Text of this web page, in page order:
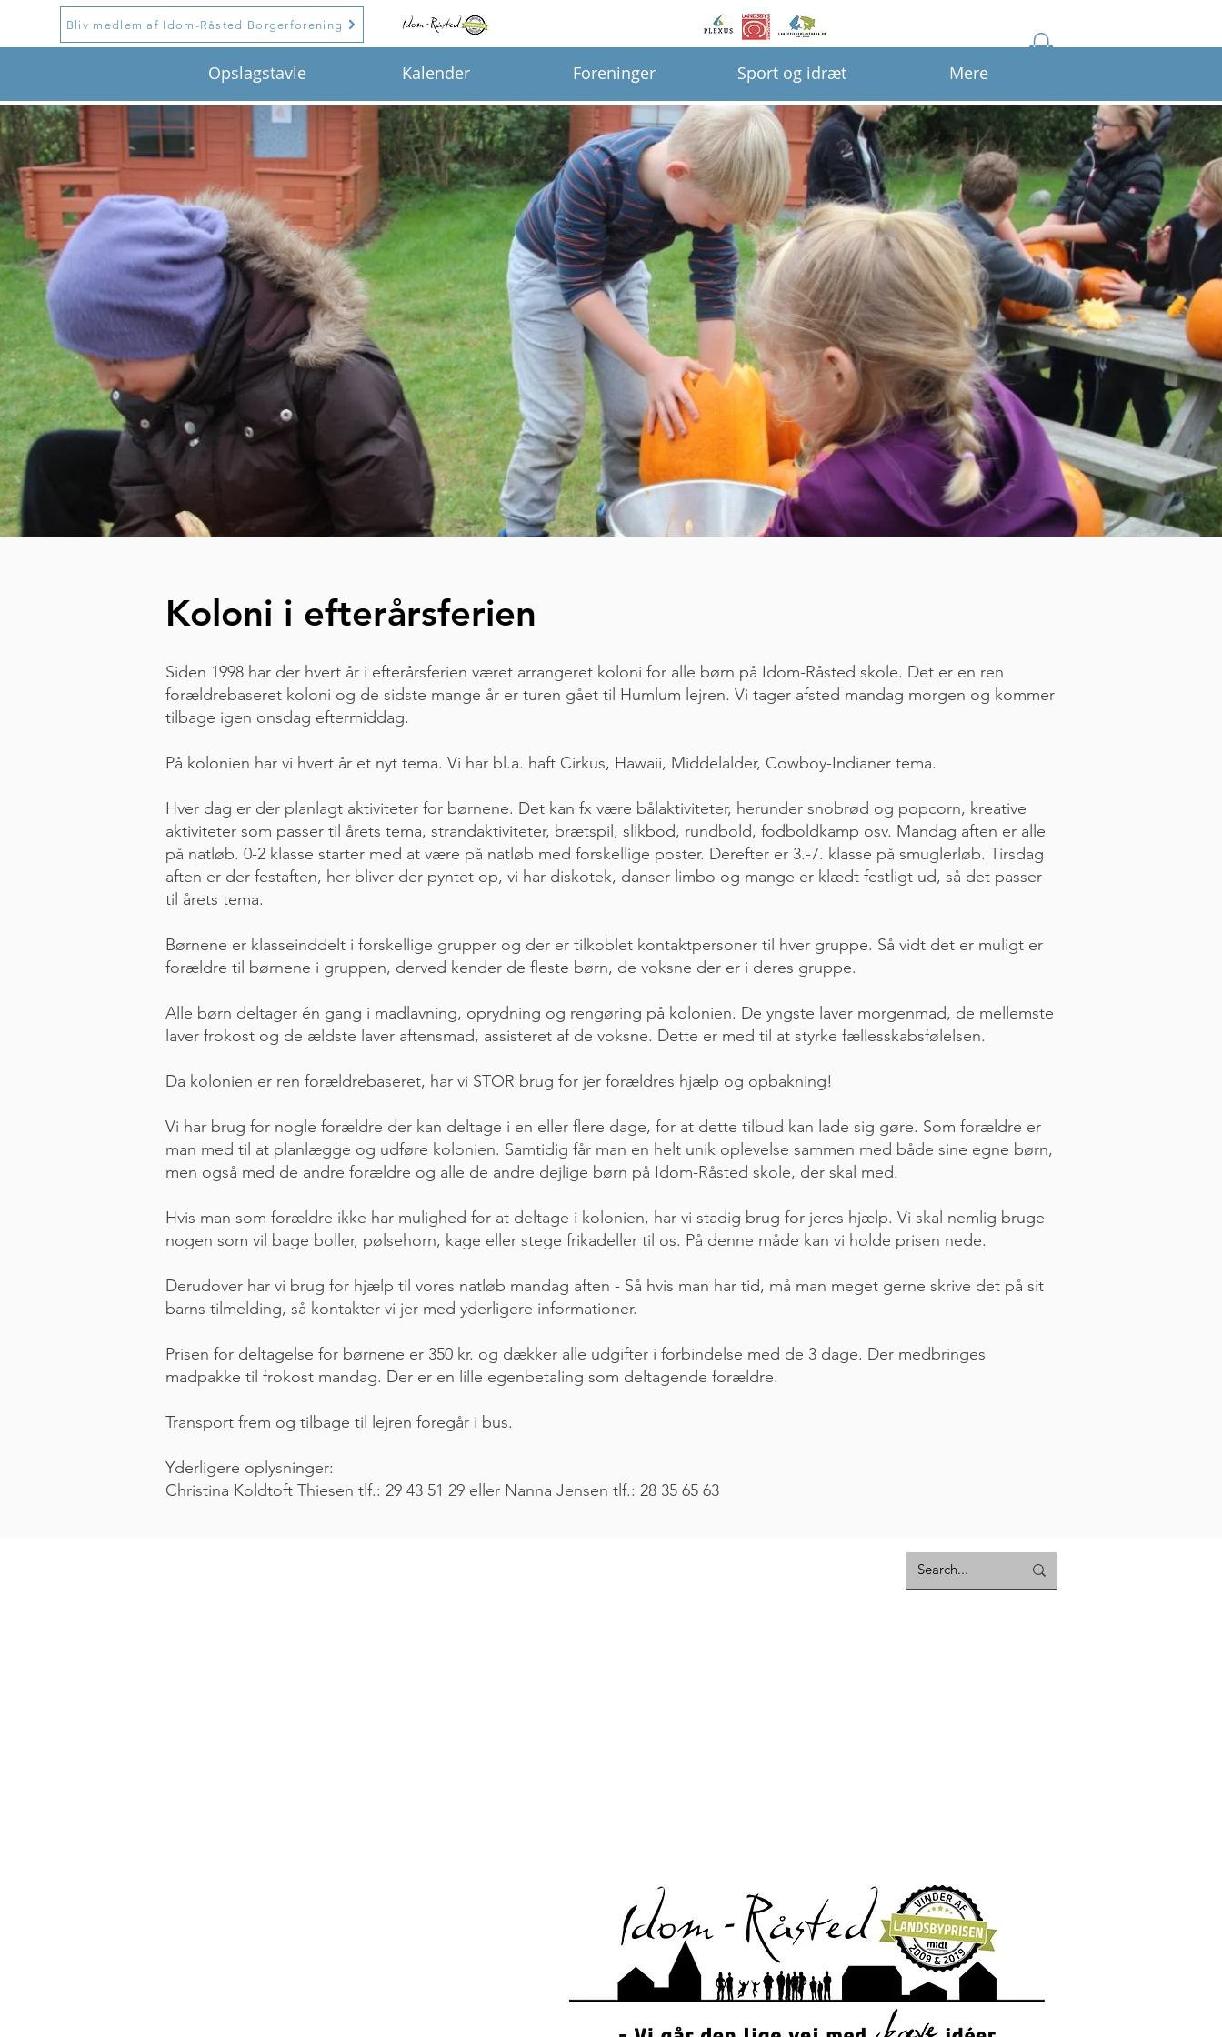
Opslagstavle Kalender Foreninger Sport og idræt Mere
Bliv medlem af Idom-Råsted Borgerforening
Koloni i efterårsferien
Siden 1998 har der hvert år i efterårsferien været arrangeret koloni for alle børn på Idom-Råsted skole. Det er en ren
forældrebaseret koloni og de sidste mange år er turen gået til Humlum lejren. Vi tager afsted mandag morgen og kommer
tilbage igen onsdag eftermiddag.
På kolonien har vi hvert år et nyt tema. Vi har bl.a. haft Cirkus, Hawaii, Middelalder, Cowboy-Indianer tema.
Hver dag er der planlagt aktiviteter for børnene. Det kan fx være bålaktiviteter, herunder snobrød og popcorn, kreative
aktiviteter som passer til årets tema, strandaktiviteter, brætspil, slikbod, rundbold, fodboldkamp osv. Mandag aften er alle
på natløb. 0-2 klasse starter med at være på natløb med forskellige poster. Derefter er 3.-7. klasse på smuglerløb. Tirsdag
aften er der festaften, her bliver der pyntet op, vi har diskotek, danser limbo og mange er klædt festligt ud, så det passer
til årets tema.
Børnene er klasseinddelt i forskellige grupper og der er tilkoblet kontaktpersoner til hver gruppe. Så vidt det er muligt er
forældre til børnene i gruppen, derved kender de fleste børn, de voksne der er i deres gruppe.
Alle børn deltager én gang i madlavning, oprydning og rengøring på kolonien. De yngste laver morgenmad, de mellemste
laver frokost og de ældste laver aftensmad, assisteret af de voksne. Dette er med til at styrke fællesskabsfølelsen.
Da kolonien er ren forældrebaseret, har vi STOR brug for jer forældres hjælp og opbakning!
Vi har brug for nogle forældre der kan deltage i en eller flere dage, for at dette tilbud kan lade sig gøre. Som forældre er
man med til at planlægge og udføre kolonien. Samtidig får man en helt unik oplevelse sammen med både sine egne børn,
men også med de andre forældre og alle de andre dejlige børn på Idom-Råsted skole, der skal med.
Hvis man som forældre ikke har mulighed for at deltage i kolonien, har vi stadig brug for jeres hjælp. Vi skal nemlig bruge
nogen som vil bage boller, pølsehorn, kage eller stege frikadeller til os. På denne måde kan vi holde prisen nede.
Derudover har vi brug for hjælp til vores natløb mandag aften - Så hvis man har tid, må man meget gerne skrive det på sit
barns tilmelding, så kontakter vi jer med yderligere informationer.
Prisen for deltagelse for børnene er 350 kr. og dækker alle udgifter i forbindelse med de 3 dage. Der medbringes
madpakke til frokost mandag. Der er en lille egenbetaling som deltagende forældre.
Transport frem og tilbage til lejren foregår i bus.
Yderligere oplysninger:
Christina Koldtoft Thiesen tlf.: 29 43 51 29 eller Nanna Jensen tlf.: 28 35 65 63